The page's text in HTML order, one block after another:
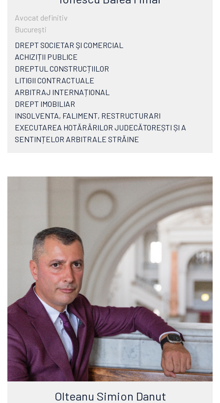
Avocat definitiv
Bucureşti
DREPT SOCIETAR ŞI COMERCIAL
ACHIZIȚII PUBLICE
DREPTUL CONSTRUCȚIILOR
LITIGII CONTRACTUALE
ARBITRAJ INTERNAȚIONAL
DREPT IMOBILIAR
INSOLVENTA, FALIMENT, RESTRUCTURARI
EXECUTAREA HOTĂRÂRILOR JUDECĂTOREȘTI ȘI A
SENTINȚELOR ARBITRALE STRĂINE
Olteanu Simion Danut